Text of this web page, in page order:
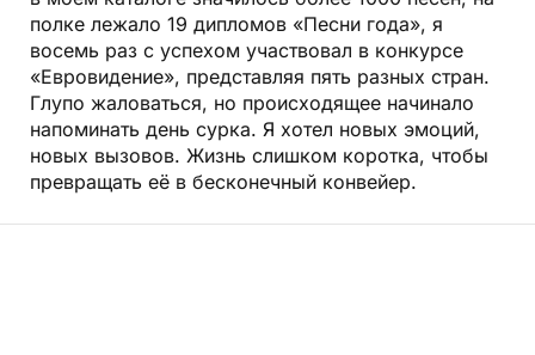
полке лежало 19 дипломов «Песни года», я
восемь раз с успехом участвовал в конкурсе
«Евровидение», представляя пять разных стран.
Глупо жаловаться, но происходящее начинало
напоминать день сурка. Я хотел новых эмоций,
новых вызовов. Жизнь слишком коротка, чтобы
превращать её в бесконечный конвейер.